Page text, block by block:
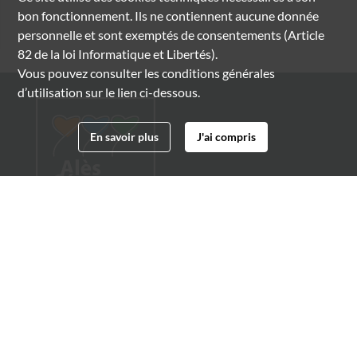
bon fonctionnement. Ils ne contiennent aucune donnée
personnelle et sont exemptés de consentements (Article
82 de la loi Informatique et Libertés).
Vous pouvez consulter les conditions générales
d’utilisation sur le lien ci-dessous.
En savoir plus J'ai compris